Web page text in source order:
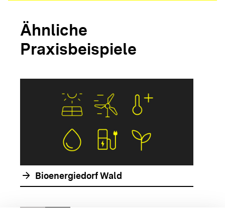
Ähnliche
Praxisbeispiele
arrow_forward Bioenergiedorf Wald